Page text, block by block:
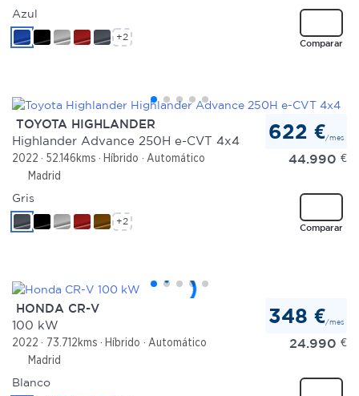
Comparar
Azul
+2
TOYOTA HIGHLANDER
Highlander Advance 250H e-CVT 4x4
2022 52.146kms Híbrido
Automático
Madrid
622 €/mes
44.990 €
Comparar
Gris
+2
HONDA CR-V
100 kW
2022 73.712kms Híbrido
Automático
Madrid
348 €/mes
24.990 €
Blanco